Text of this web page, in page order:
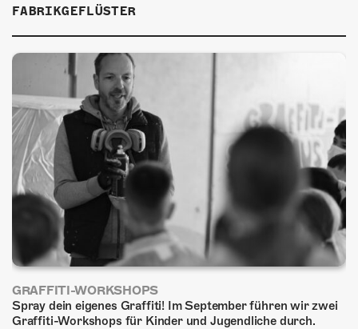
FABRIKGEFLÜSTER
GRAFFITI-WORKSHOPS
Spray dein eigenes Graffiti! Im September führen wir zwei
Graffiti-Workshops für Kinder und Jugendliche durch.